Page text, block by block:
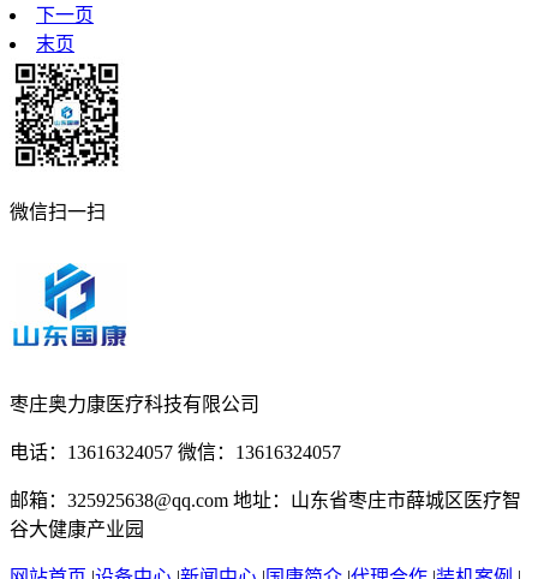
下一页
末页
微信扫一扫
枣庄奥力康医疗科技有限公司
电话：13616324057 微信：13616324057
邮箱：325925638@qq.com 地址：山东省枣庄市薛城区医疗智
谷大健康产业园